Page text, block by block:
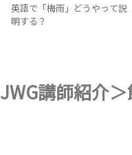
英語で「梅雨」どうやって説
明する？
JWG講師紹介